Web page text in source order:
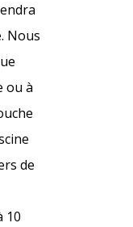
Nous
ou à
de
10